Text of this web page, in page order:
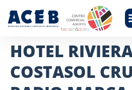
HOTEL
COSTASOL